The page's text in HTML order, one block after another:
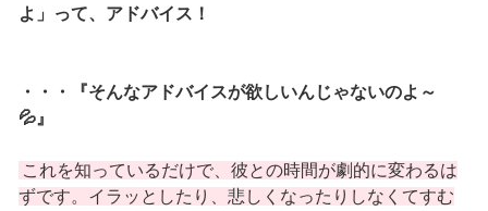
よ」って、アドバイス！
・・・『そんなアドバイスが欲しいんじゃないのよ～
💦』
これを知っているだけで、彼との時間が劇的に変わるは
ずです。イラッとしたり、悲しくなったりしなくてすむ